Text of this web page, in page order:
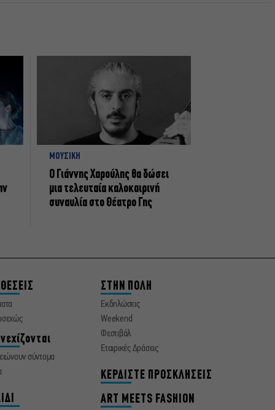
ΜΟΥΣΙΚΗ
Ο Γιάννης Χαρούλης θα δώσει
μια τελευταία καλοκαιρινή
συναυλία στο Θέατρο Γης
σύντομα
ΣΤΗΝ ΠΟΛΗ
Εκδηλώσεις
Weekend
Φεστιβάλ
Εταιρικές Δράσεις
ΚΕΡΔΙΣΤΕ ΠΡΟΣΚΛΗΣΕΙΣ
ART MEETS FASHION